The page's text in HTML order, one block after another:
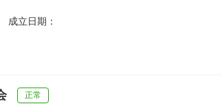
成立日期：
正常